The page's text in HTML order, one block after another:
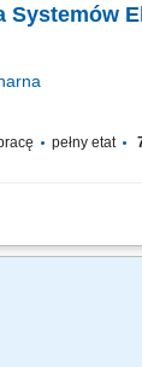
Systemów
pełny etat